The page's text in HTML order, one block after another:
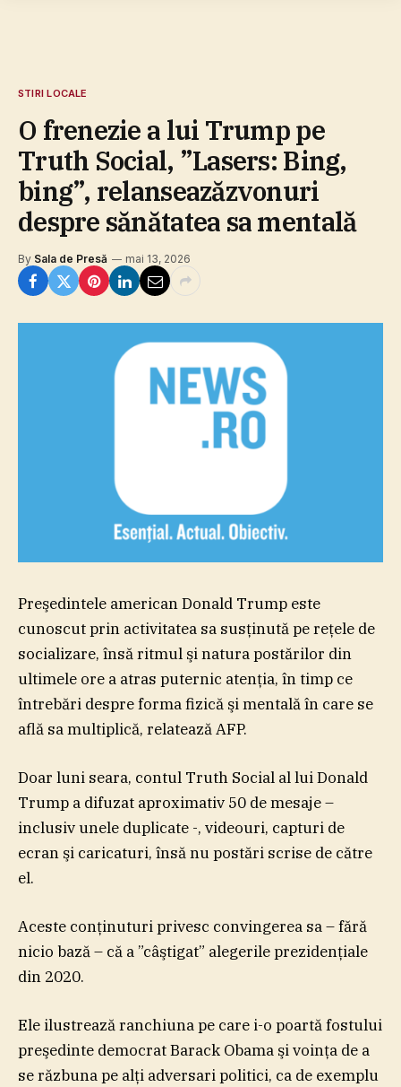
STIRI LOCALE
O frenezie a lui Trump pe
Truth Social, ”Lasers: Bing,
bing”, relanseazăzvonuri
despre sănătatea sa mentală
By Sala de Presă mai 13, 2026
Preşedintele american Donald Trump este
cunoscut prin activitatea sa susţinută pe reţele de
socializare, însă ritmul şi natura postărilor din
ultimele ore a atras puternic atenţia, în timp ce
întrebări despre forma fizică şi mentală în care se
află sa multiplică, relatează AFP.
Doar luni seara, contul Truth Social al lui Donald
Trump a difuzat aproximativ 50 de mesaje –
inclusiv unele duplicate -, videouri, capturi de
ecran şi caricaturi, însă nu postări scrise de către
el.
Aceste conţinuturi privesc convingerea sa – fără
nicio bază – că a ”câştigat” alegerile prezidenţiale
din 2020.
Ele ilustrează ranchiuna pe care i-o poartă fostului
preşedinte democrat Barack Obama şi voinţa de a
se răzbuna pe alţi adversari politici, ca de exemplu